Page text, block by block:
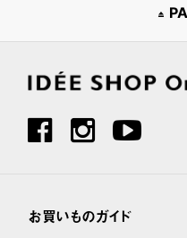
お買いものガイド